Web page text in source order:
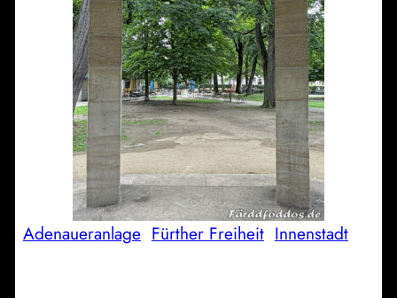
Adenaueranlage Fürther Freiheit Innenstadt